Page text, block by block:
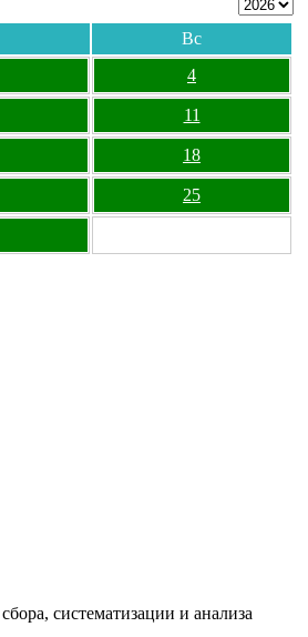
Вс
4
11
18
25
систематизации и анализа